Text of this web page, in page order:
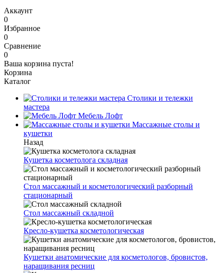
Аккаунт
0
Избранное
0
Сравнение
0
Ваша корзина пуста!
Корзина
Каталог
Столики и тележки
мастера
Мебель Лофт
Массажные столы и
кушетки
Назад
Кушетка косметолога складная
Стол массажный и косметологический разборный
стационарный
Стол массажный складной
Кресло-кушетка косметологическая
Кушетки анатомические для косметологов, бровистов,
наращивания ресниц